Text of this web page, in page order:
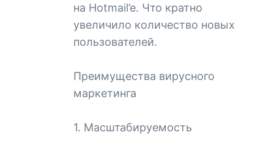
на Hotmail’e. Что кратно
увеличило количество новых
пользователей.
Преимущества вирусного
маркетинга
1. Масштабируемость